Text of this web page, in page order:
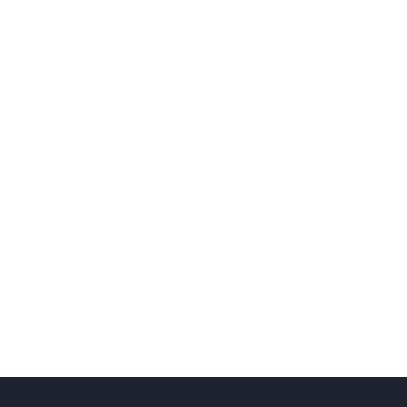
пляжей